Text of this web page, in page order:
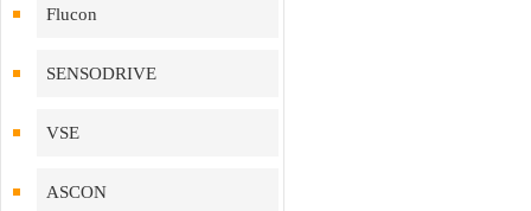
Flucon
SENSODRIVE
VSE
ASCON